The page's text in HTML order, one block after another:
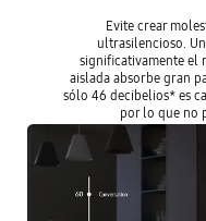
Evite crear
ultrasilencioso.
significativamente el
aislada absorbe gran
sólo 46 decibelios* es
por lo que no